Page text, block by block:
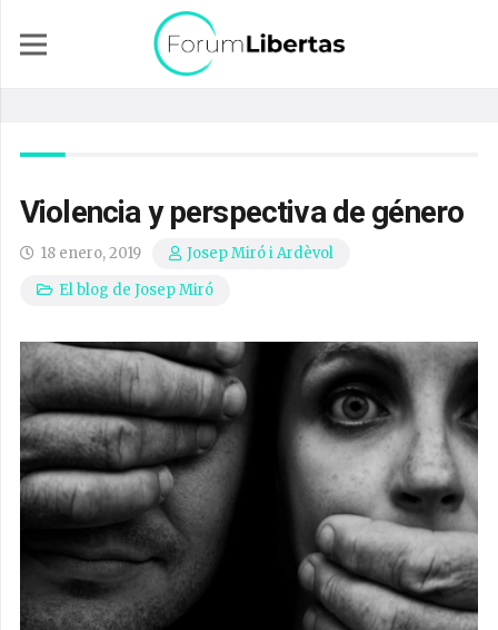
Violencia y perspectiva de género
18 enero, 2019
Josep Miró i Ardèvol
El blog de Josep Miró